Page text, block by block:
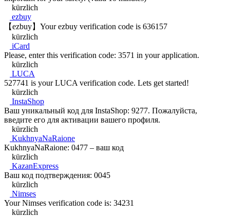
kürzlich
ezbuy
【ezbuy】Your ezbuy verification code is 636157
kürzlich
iCard
Please, enter this verification code: 3571 in your application.
kürzlich
LUCA
527741 is your LUCA verification code. Lets get started!
kürzlich
InstaShop
Ваш уникальный код для InstaShop: 9277. Пожалуйста,
введите его для активации вашего профиля.
kürzlich
KukhnyaNaRaione
KukhnyaNaRaione: 0477 – ваш код
kürzlich
KazanExpress
Ваш код подтверждения: 0045
kürzlich
Nimses
Your Nimses verification code is: 34231
kürzlich